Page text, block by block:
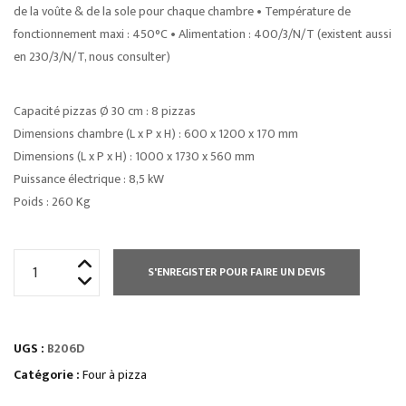
de la voûte & de la sole pour chaque chambre • Température de
fonctionnement maxi : 450°C • Alimentation : 400/3/N/T (existent aussi
en 230/3/N/T, nous consulter)
Capacité pizzas Ø 30 cm : 8 pizzas
Dimensions chambre (L x P x H) : 600 x 1200 x 170 mm
Dimensions (L x P x H) : 1000 x 1730 x 560 mm
Puissance électrique : 8,5 kW
Poids : 260 Kg
PIZZA
ÉLECTRIQUE
S'ENREGISTER POUR FAIRE UN DEVIS
UGS : B206D
Catégorie :Four à pizza